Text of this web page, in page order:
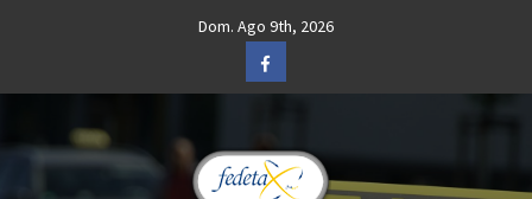
Dom. Ago 9th, 2026
Facebook